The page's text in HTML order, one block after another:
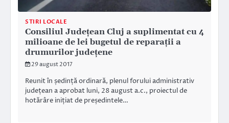
STIRI LOCALE
Consiliul Județean Cluj a suplimentat cu 4
milioane de lei bugetul de reparații a
drumurilor județene
29 august 2017
Reunit în ședință ordinară, plenul forului administrativ
județean a aprobat luni, 28 august a.c., proiectul de
hotărâre inițiat de președintele…